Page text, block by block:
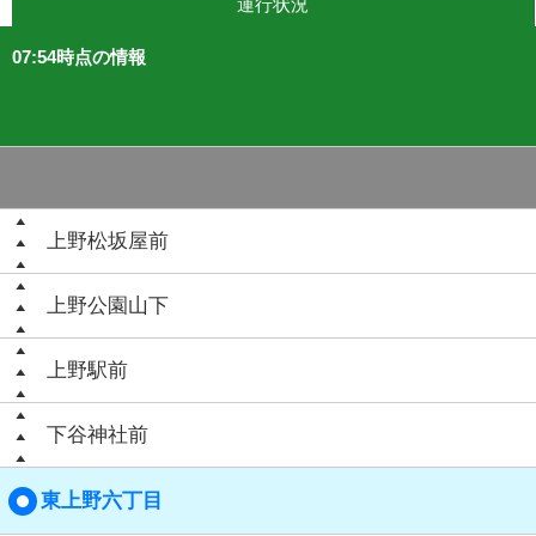
運行状況
07:54時点の情報
上野松坂屋前
上野公園山下
上野駅前
下谷神社前
東上野六丁目